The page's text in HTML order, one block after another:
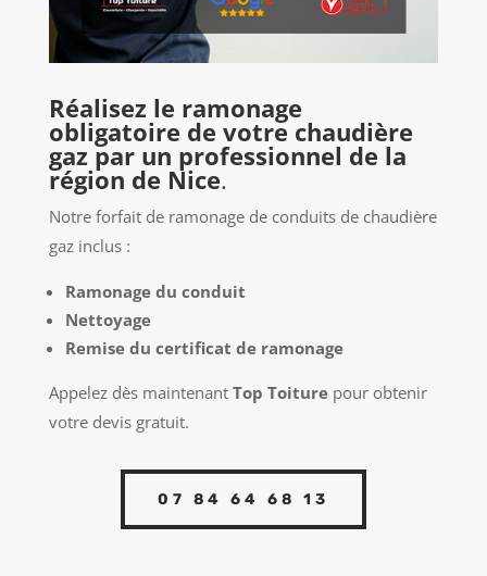
Réalisez le ramonage
obligatoire de votre chaudière
gaz par un professionnel de la
région de Nice.
Notre forfait de ramonage de conduits de chaudière
gaz inclus :
Ramonage du conduit
Nettoyage
Remise du certificat de ramonage
Appelez dès maintenant Top Toiture pour obtenir
votre devis gratuit.
07 84 64 68 13